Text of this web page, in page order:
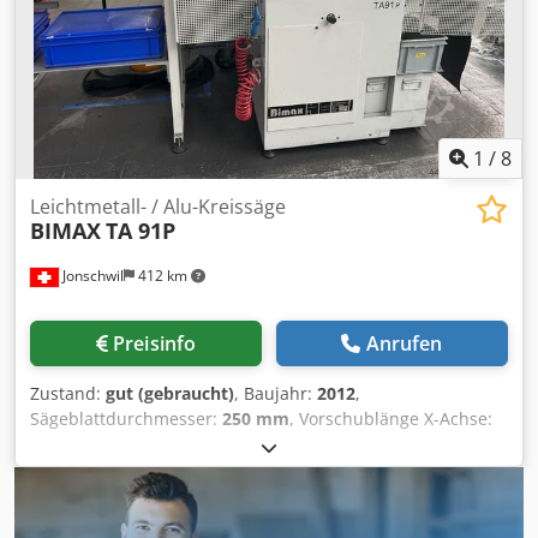
1 /8
Jonschwil 412 km
Leichtmetall- / Alu-Kreissäge
BIMAXTA 91P
Preisinfo Anrufen
Zustand: gut (gebraucht), Baujahr: 2012,
Sägeblattdurchmesser: 250 mm, Vorschublänge X-Achse:
1.400 mm
mm, Gesamthöhe:2.400 mm, Drehzahl (min.):1.400
, Drehzahl (max.): 5.360 U/min
, Ausstattung:Drehzahl stufenlos einstellbar